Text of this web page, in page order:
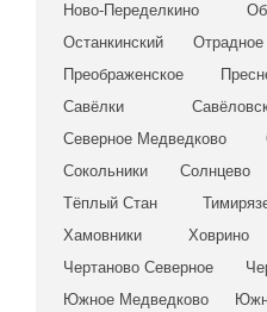
Ново-Переделкино
Останкинский
Отрадное
Преображенское
Савёлки
Северное Медведково
Сокольники
Солнцево
Тёплый Стан
Хамовники
Ховрино
Чертаново Северное
Южное Медведково